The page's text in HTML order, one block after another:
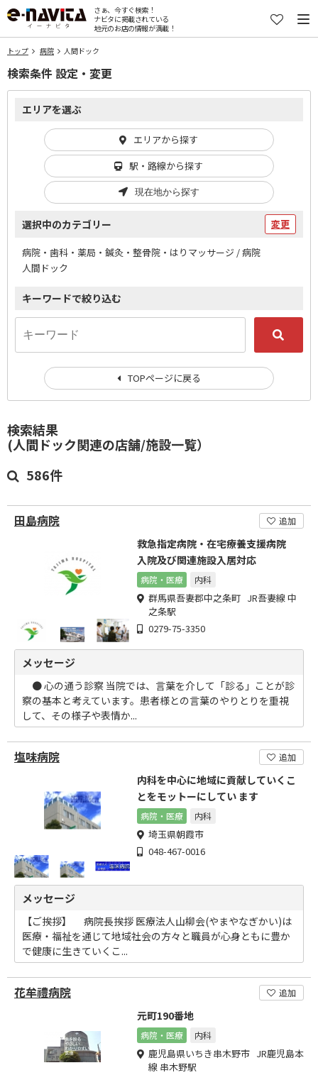
さぁ、今すぐ検索！
ナビタに掲載されている
地元のお店の情報が満載！
トップ 病院 人間ドック
検索結果
(人間ドック関連の店舗/施設一覧）
586件
田島病院 追加
救急指定病院・在宅療養支援病院
入院及び関連施設入居対応
病院・医療 内科
群馬県吾妻郡中之条町 JR吾妻線 中
之条駅
0279-75-3350
メッセージ
● 心の通う診察 当院では、言葉を介して「診る」ことが診
察の基本と考えています。患者様との言葉のやりとりを重視
して、その様子や表情か...
塩味病院 追加
内科を中心に地域に貢献していくこ
とをモットーにしてい ます
病院・医療 内科
埼玉県朝霞市
048-467-0016
メッセージ
【ご挨拶】 病院長挨拶 医療法人山柳会(やまやなぎかい)は
医療・福祉を通じて地域社会の方々と職員が心身ともに豊か
で健康に生きていくこ...
花牟禮病院 追加
元町190番地
病院・医療 内科
鹿児島県いちき串木野市 JR鹿児島本
線 串木野駅
検索条件 設定・変更
エリアを選ぶ
エリアから探す
駅・路線から探す
現在地から探す
選択中のカテゴリー 変更
病院・歯科・薬局・鍼灸・整骨院・はりマッサージ / 病院
人間ドック
キーワードで絞り込む
TOPページに戻る